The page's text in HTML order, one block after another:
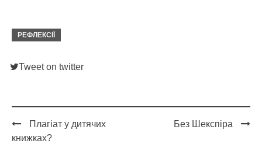
РЕФЛЕКСІЇ
Tweet on twitter
Post
Плагіат у дитячих
книжках?
Без Шекспіра